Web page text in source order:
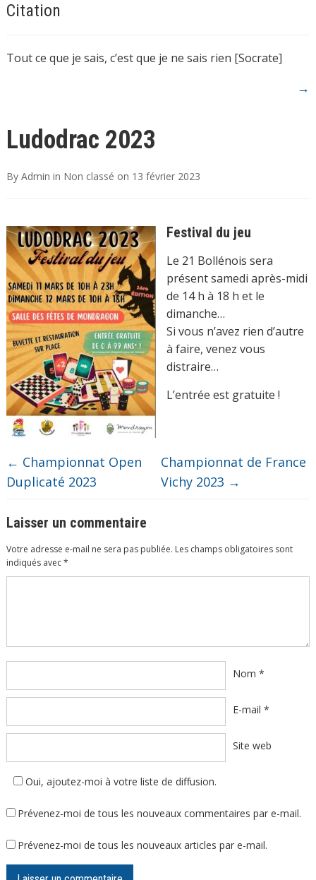
Citation
Tout ce que je sais, c’est que je ne sais rien [Socrate]
→
Ludodrac 2023
By Admin in Non classé on 13 février 2023
Festival du jeu
Le 21 Bollénois sera
présent samedi après-midi
de 14 h à 18 h et le
dimanche…
Si vous n’avez rien d’autre
à faire, venez vous
distraire…
L’entrée est gratuite !
← Championnat Open
Duplicaté 2023
Championnat de France
Vichy 2023 →
Laisser un commentaire
Votre adresse e-mail ne sera pas publiée. Les champs obligatoires sont
indiqués avec*
Nom *
E-mail *
Site web
Oui, ajoutez-moi à votre liste de diffusion.
Prévenez-moi de tous les nouveaux commentaires par e-mail.
Prévenez-moi de tous les nouveaux articles par e-mail.